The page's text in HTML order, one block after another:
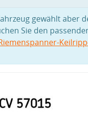
gewählt aber
Sie den